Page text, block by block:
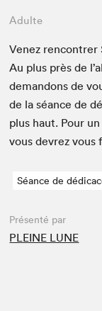
Adulte
Venez ren­con­tr­er
Au plus près de
deman­dons de
de la séance de
plus haut. Pour
vous devrez
Séance de
Présenté par
PLEINE LUNE